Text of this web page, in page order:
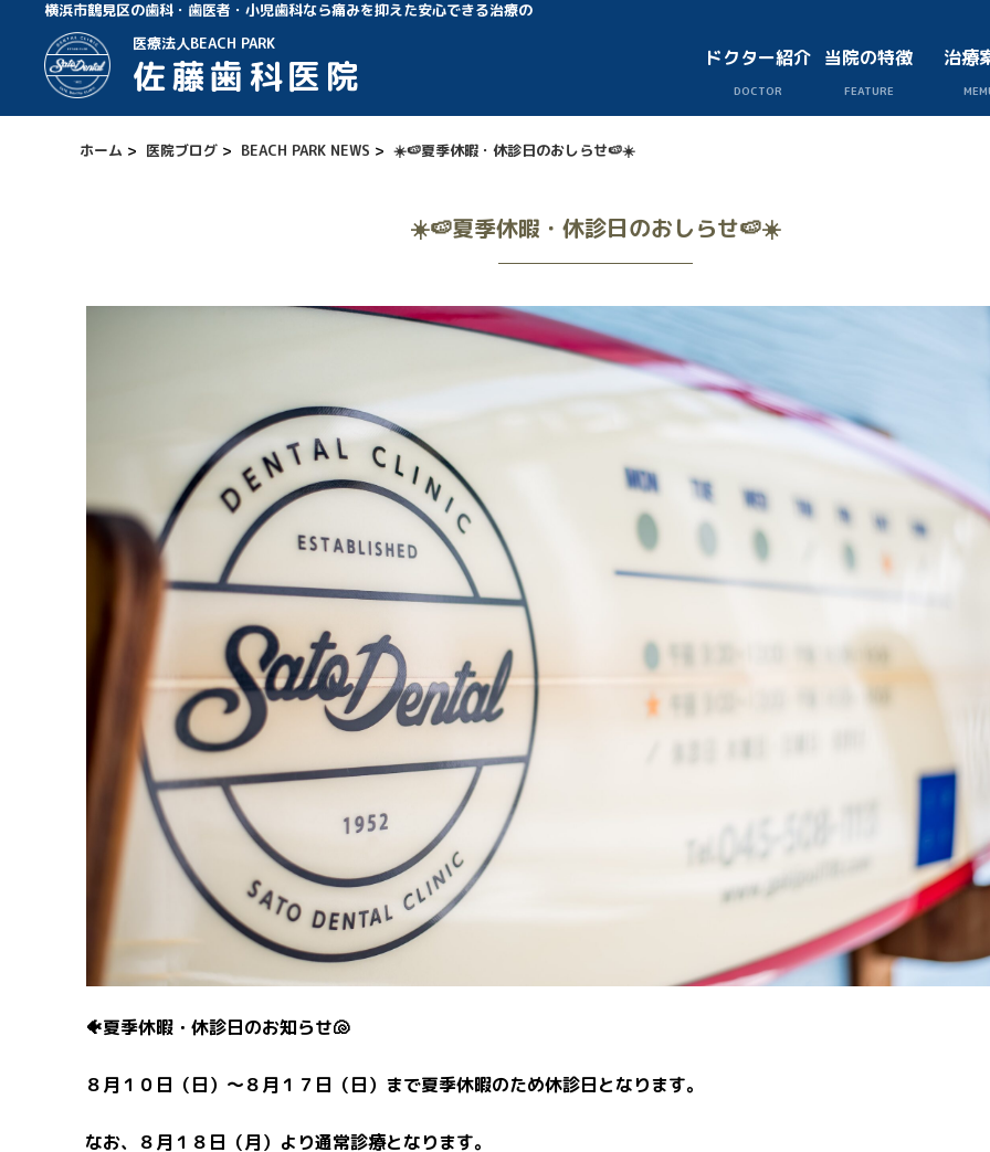
横浜市鶴見区の歯科・歯医者・小児歯科なら痛みを抑えた安心できる治療の
医療法人BEACH PARK
佐藤歯科医院 ドクター紹介
DOCTOR
当院の特徴
FEATURE
治療
ホーム > 医院ブログ > BEACH PARK NEWS > ☀️🍉夏季休暇・休診日のおしらせ🍉☀️
☀️🍉夏季休暇・休診日のおしらせ🍉☀️
🐠夏季休暇・休診日のお知らせ🐚
８月１０日（日）〜８月１７日（日）まで夏季休暇のため休診日となります。
なお、８月１８日（月）より通常診療となります。